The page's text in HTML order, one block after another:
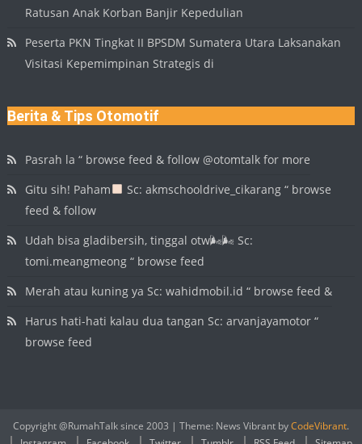
Ratusan Anak Korban Banjir Kepedulian
Peserta PKN Tingkat II BPSDM Sumatera Utara Laksanakan
Visitasi Kepemimpinan Strategis di
Berita & Tips Otomotif
Pasrah la “ browse feed & follow @otomtalk for more
Gitu sih! Paham
Sc: akmschooldrive_cikarang “ browse
feed & follow
Udah bisa gladibersih, tinggal otw🌬🌬 Sc:
tomi.meangmeong “ browse feed
Merah atau kuning ya Sc: wahidmobil.id “ browse feed &
Harus hati-hati kalau dua tangan Sc: arvanjayamotor “
browse feed
Copyright @RumahTalk since 2003 | Theme: News Vibrant byCodeVibrant.